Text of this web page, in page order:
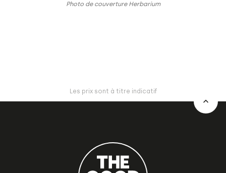
Photo de couverture Herbarium
Les prix sont à titre indicatif